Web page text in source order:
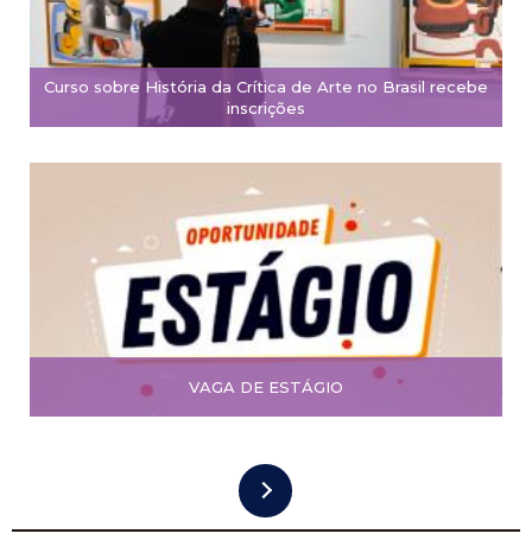
Curso sobre História da Crítica de Arte no Brasil recebe
inscrições
VAGA DE ESTÁGIO